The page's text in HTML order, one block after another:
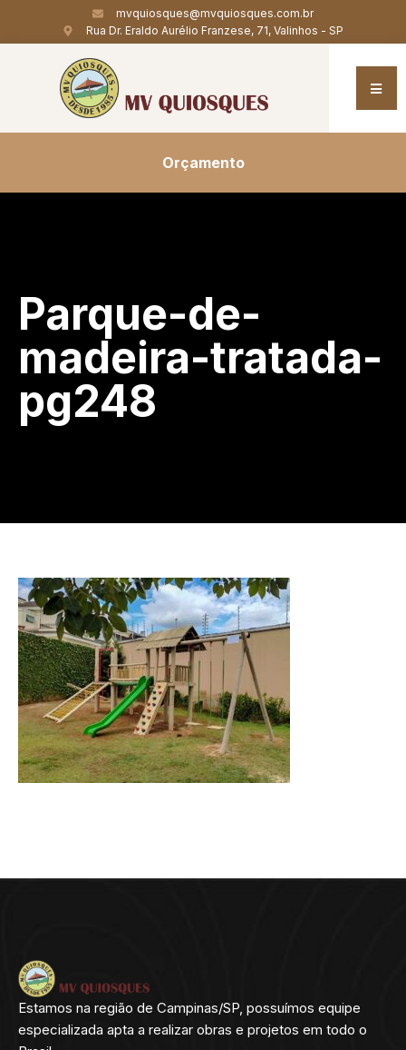
mvquiosques@mvquiosques.com.br
Rua Dr. Eraldo Aurélio Franzese, 71, Valinhos - SP
Orçamento
Parque-de-
madeira-tratada-
pg248
Estamos na região de Campinas/SP, possuímos equipe
especializada apta a realizar obras e projetos em todo o